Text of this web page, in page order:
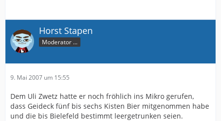
Horst Stapen
Moderator ...
9. Mai 2007 um 15:55
Dem Uli Zwetz hatte er noch fröhlich ins Mikro gerufen,
dass Geideck fünf bis sechs Kisten Bier mitgenommen habe
und die bis Bielefeld bestimmt leergetrunken seien.